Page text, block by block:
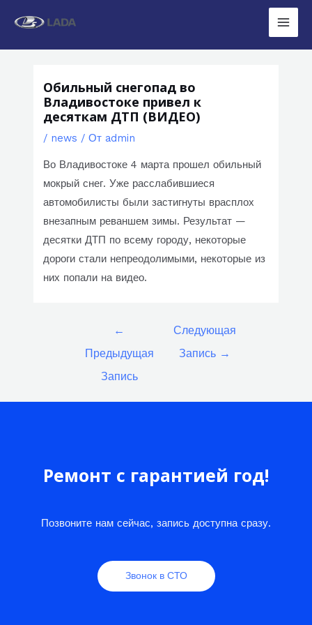
Main
Обильный снегопад во
Владивостоке привел к
десяткам ДТП (ВИДЕО)
/ news / От admin
Во Владивостоке 4 марта прошел обильный
мокрый снег. Уже расслабившиеся
автомобилисты были застигнуты врасплох
внезапным реваншем зимы. Результат —
десятки ДТП по всему городу, некоторые
дороги стали непреодолимыми, некоторые из
них попали на видео.
←
Предыдущая
Запись
Следующая
Запись →
Ремонт с гарантией год!
Позвоните нам сейчас, запись доступна сразу.
Звонок в СТО